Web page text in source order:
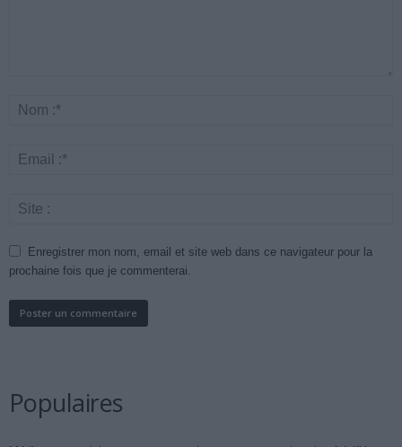
Enregistrer mon nom, email et site web dans ce navigateur pour la
prochaine fois que je commenterai.
Populaires